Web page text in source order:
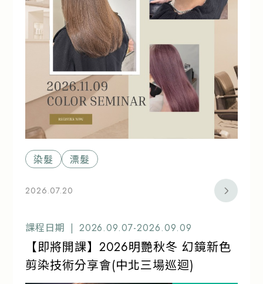
染髮 漂髮
2026.07.20
課程日期 | 2026.09.07-2026.09.09
【即將開課】2026明艷秋冬 幻鏡新色
剪染技術分享會(中北三場巡迴)